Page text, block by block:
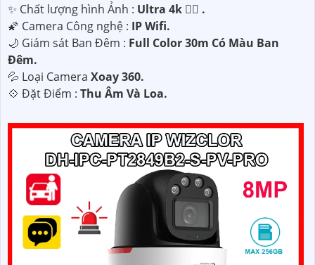
✨ Chất lượng hình Ảnh : Ultra 4k 👍🏾 .
🌠 Camera Công nghệ : IP Wifi.
🌙 Giám sát Ban Đêm : Full Color 30m Có Màu Ban
Ðêm.
💦 Loại Camera Xoay 360.
️💠 Đặt Điểm : Thu Âm Và Loa.